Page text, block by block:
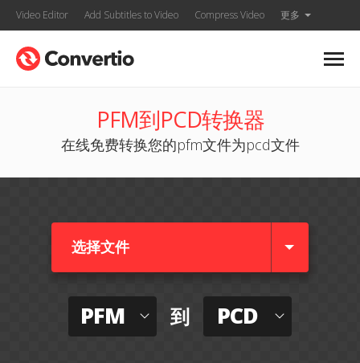
Video Editor Add Subtitles to Video Compress Video 更多
PFM到PCD转换器
在线免费转换您的pfm文件为pcd文件
选择文件
PFM 到 PCD